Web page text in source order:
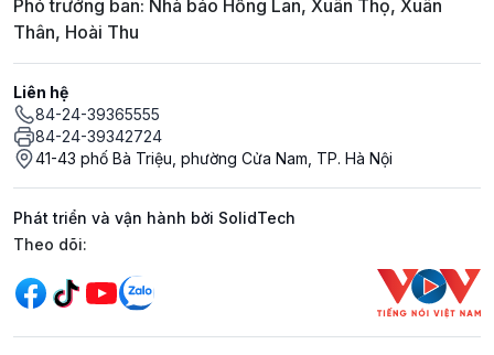
Phó trưởng ban: Nhà báo Hồng Lan, Xuân Thọ, Xuân
Thân, Hoài Thu
Liên hệ
84-24-39365555
84-24-39342724
41-43 phố Bà Triệu, phường Cửa Nam, TP. Hà Nội
Phát triển và vận hành bởi SolidTech
Mạng xã hội
Theo dõi: